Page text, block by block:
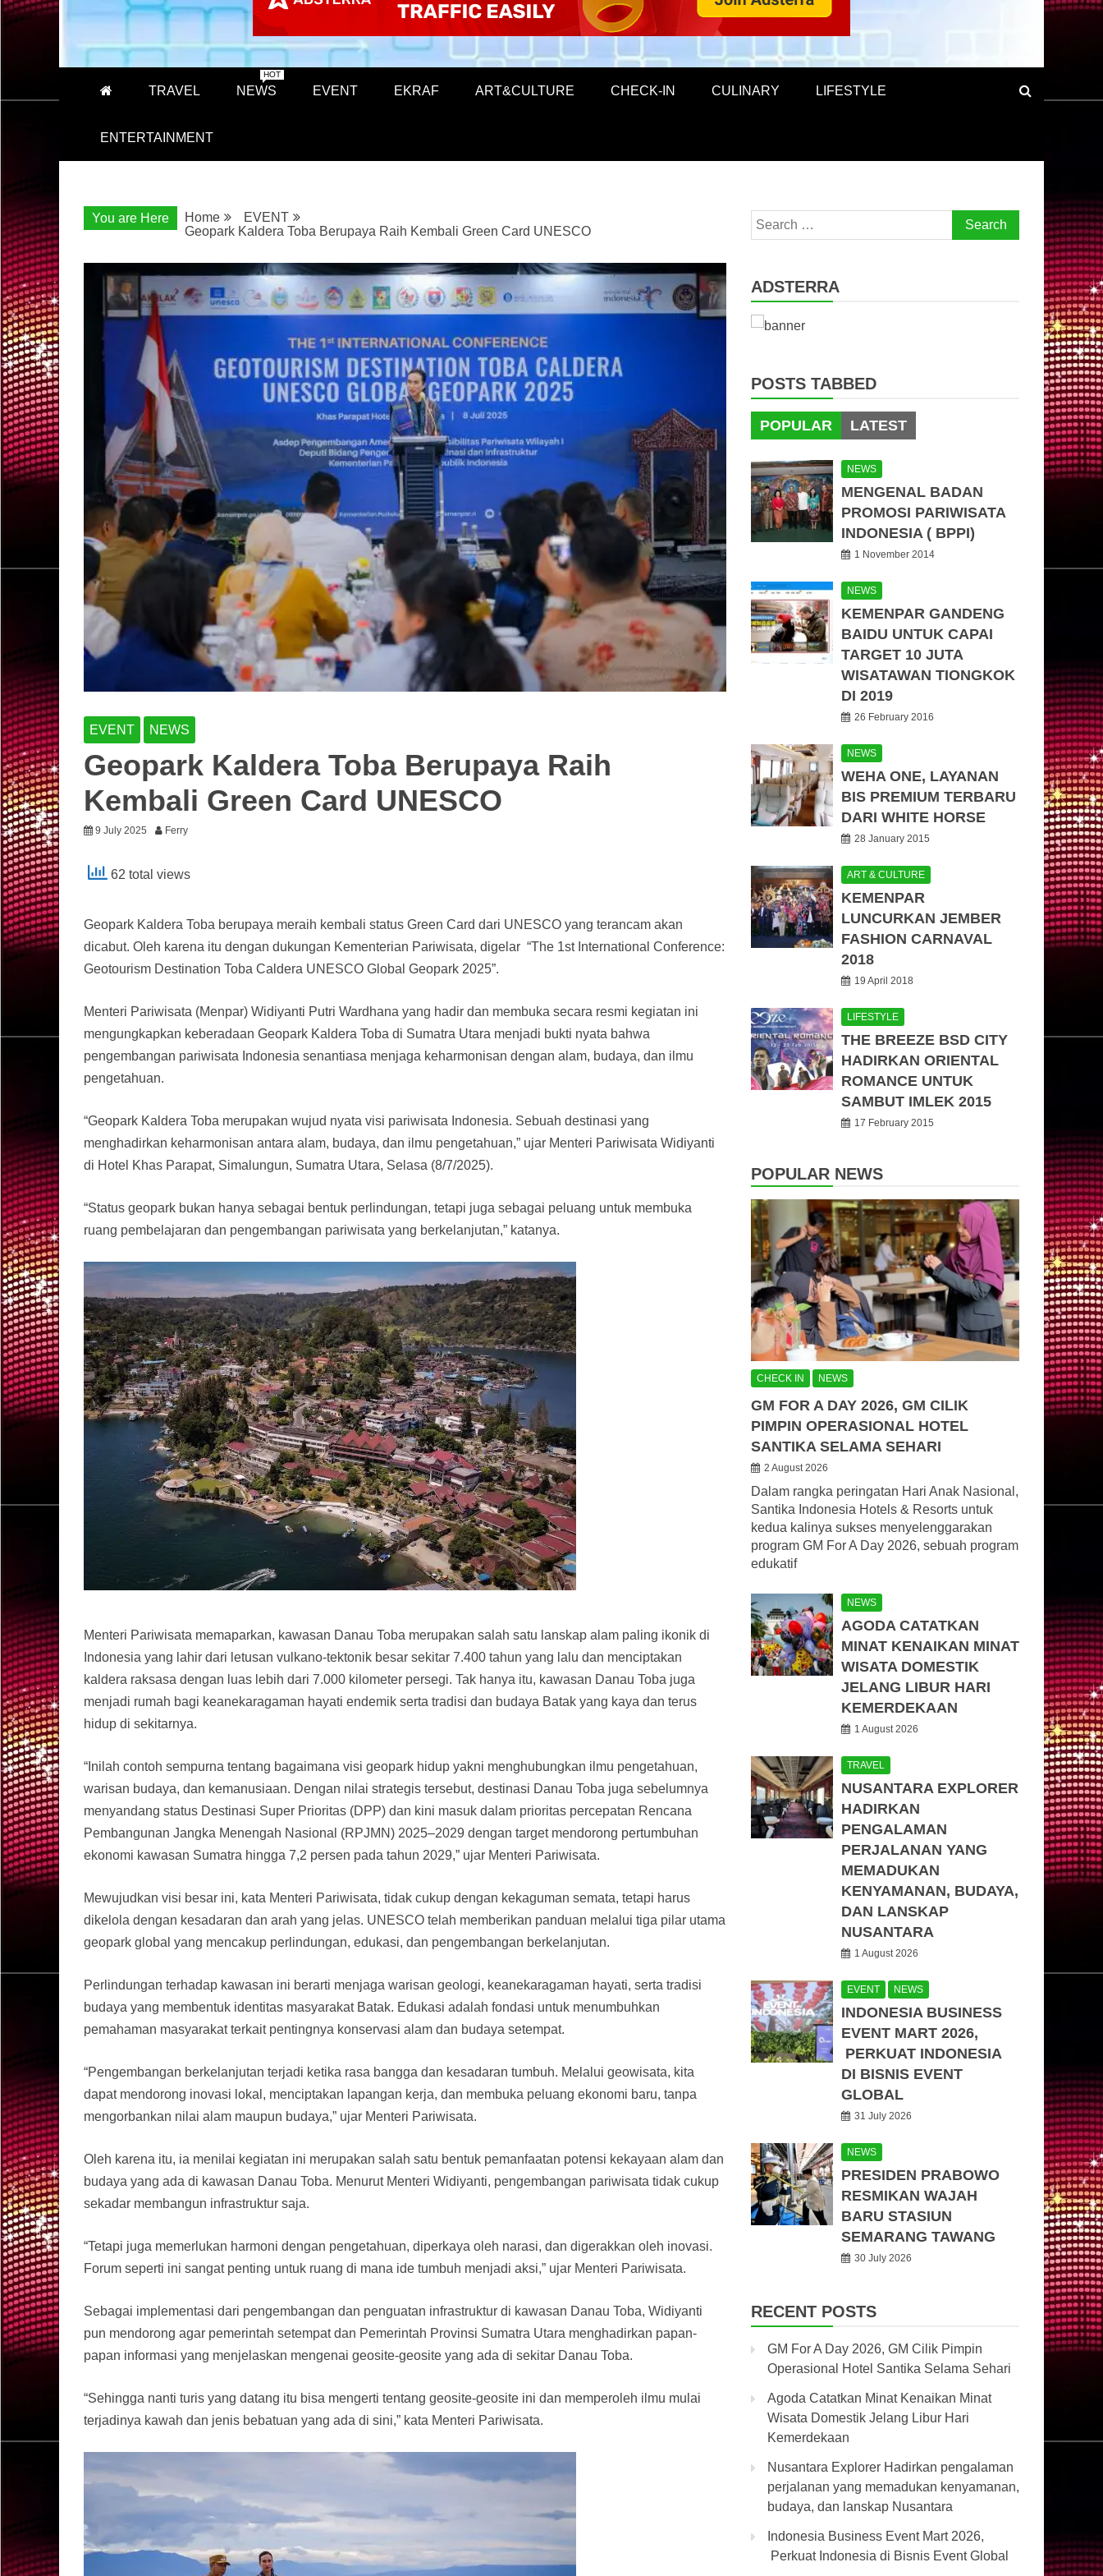
TRAVEL NEWS
HOT
EVENT EKRAF ART&CULTURE CHECK-IN CULINARY LIFESTYLE
ENTERTAINMENT
You are Here Home
EVENT
Geopark Kaldera Toba Berupaya Raih Kembali Green Card UNESCO
EVENT NEWS
Geopark Kaldera Toba Berupaya Raih
Kembali Green Card UNESCO
9 July 2025 Ferry
62 total views
Geopark Kaldera Toba berupaya meraih kembali status Green Card dari UNESCO yang terancam akan
dicabut. Oleh karena itu dengan dukungan Kementerian Pariwisata, digelar “The 1st International Conference:
Geotourism Destination Toba Caldera UNESCO Global Geopark 2025”.
Menteri Pariwisata (Menpar) Widiyanti Putri Wardhana yang hadir dan membuka secara resmi kegiatan ini
mengungkapkan keberadaan Geopark Kaldera Toba di Sumatra Utara menjadi bukti nyata bahwa
pengembangan pariwisata Indonesia senantiasa menjaga keharmonisan dengan alam, budaya, dan ilmu
pengetahuan.
“Geopark Kaldera Toba merupakan wujud nyata visi pariwisata Indonesia. Sebuah destinasi yang
menghadirkan keharmonisan antara alam, budaya, dan ilmu pengetahuan,” ujar Menteri Pariwisata Widiyanti
di Hotel Khas Parapat, Simalungun, Sumatra Utara, Selasa (8/7/2025).
“Status geopark bukan hanya sebagai bentuk perlindungan, tetapi juga sebagai peluang untuk membuka
ruang pembelajaran dan pengembangan pariwisata yang berkelanjutan,” katanya.
Menteri Pariwisata memaparkan, kawasan Danau Toba merupakan salah satu lanskap alam paling ikonik di
Indonesia yang lahir dari letusan vulkano-tektonik besar sekitar 7.400 tahun yang lalu dan menciptakan
kaldera raksasa dengan luas lebih dari 7.000 kilometer persegi. Tak hanya itu, kawasan Danau Toba juga
menjadi rumah bagi keanekaragaman hayati endemik serta tradisi dan budaya Batak yang kaya dan terus
hidup di sekitarnya.
“Inilah contoh sempurna tentang bagaimana visi geopark hidup yakni menghubungkan ilmu pengetahuan,
warisan budaya, dan kemanusiaan. Dengan nilai strategis tersebut, destinasi Danau Toba juga sebelumnya
menyandang status Destinasi Super Prioritas (DPP) dan kini masuk dalam prioritas percepatan Rencana
Pembangunan Jangka Menengah Nasional (RPJMN) 2025–2029 dengan target mendorong pertumbuhan
ekonomi kawasan Sumatra hingga 7,2 persen pada tahun 2029,” ujar Menteri Pariwisata.
Mewujudkan visi besar ini, kata Menteri Pariwisata, tidak cukup dengan kekaguman semata, tetapi harus
dikelola dengan kesadaran dan arah yang jelas. UNESCO telah memberikan panduan melalui tiga pilar utama
geopark global yang mencakup perlindungan, edukasi, dan pengembangan berkelanjutan.
Perlindungan terhadap kawasan ini berarti menjaga warisan geologi, keanekaragaman hayati, serta tradisi
budaya yang membentuk identitas masyarakat Batak. Edukasi adalah fondasi untuk menumbuhkan
pemahaman masyarakat terkait pentingnya konservasi alam dan budaya setempat.
“Pengembangan berkelanjutan terjadi ketika rasa bangga dan kesadaran tumbuh. Melalui geowisata, kita
dapat mendorong inovasi lokal, menciptakan lapangan kerja, dan membuka peluang ekonomi baru, tanpa
mengorbankan nilai alam maupun budaya,” ujar Menteri Pariwisata.
Oleh karena itu, ia menilai kegiatan ini merupakan salah satu bentuk pemanfaatan potensi kekayaan alam dan
budaya yang ada di kawasan Danau Toba. Menurut Menteri Widiyanti, pengembangan pariwisata tidak cukup
sekadar membangun infrastruktur saja.
“Tetapi juga memerlukan harmoni dengan pengetahuan, diperkaya oleh narasi, dan digerakkan oleh inovasi.
Forum seperti ini sangat penting untuk ruang di mana ide tumbuh menjadi aksi,” ujar Menteri Pariwisata.
Sebagai implementasi dari pengembangan dan penguatan infrastruktur di kawasan Danau Toba, Widiyanti
pun mendorong agar pemerintah setempat dan Pemerintah Provinsi Sumatra Utara menghadirkan papan-
papan informasi yang menjelaskan mengenai geosite-geosite yang ada di sekitar Danau Toba.
“Sehingga nanti turis yang datang itu bisa mengerti tentang geosite-geosite ini dan memperoleh ilmu mulai
terjadinya kawah dan jenis bebatuan yang ada di sini,” kata Menteri Pariwisata.
Search
for:
ADSTERRA
POSTS TABBED
POPULAR LATEST
NEWS
MENGENAL BADAN
PROMOSI PARIWISATA
INDONESIA ( BPPI)
1 November 2014
NEWS
KEMENPAR GANDENG
BAIDU UNTUK CAPAI
TARGET 10 JUTA
WISATAWAN TIONGKOK
DI 2019
26 February 2016
NEWS
WEHA ONE, LAYANAN
BIS PREMIUM TERBARU
DARI WHITE HORSE
28 January 2015
ART & CULTURE
KEMENPAR
LUNCURKAN JEMBER
FASHION CARNAVAL
2018
19 April 2018
LIFESTYLE
THE BREEZE BSD CITY
HADIRKAN ORIENTAL
ROMANCE UNTUK
SAMBUT IMLEK 2015
17 February 2015
POPULAR NEWS
CHECK IN NEWS
GM FOR A DAY 2026, GM CILIK
PIMPIN OPERASIONAL HOTEL
SANTIKA SELAMA SEHARI
2 August 2026
Dalam rangka peringatan Hari Anak Nasional,
Santika Indonesia Hotels & Resorts untuk
kedua kalinya sukses menyelenggarakan
program GM For A Day 2026, sebuah program
edukatif
NEWS
AGODA CATATKAN
MINAT KENAIKAN MINAT
WISATA DOMESTIK
JELANG LIBUR HARI
KEMERDEKAAN
1 August 2026
TRAVEL
NUSANTARA EXPLORER
HADIRKAN
PENGALAMAN
PERJALANAN YANG
MEMADUKAN
KENYAMANAN, BUDAYA,
DAN LANSKAP
NUSANTARA
1 August 2026
EVENT NEWS
INDONESIA BUSINESS
EVENT MART 2026,
PERKUAT INDONESIA
DI BISNIS EVENT
GLOBAL
31 July 2026
NEWS
PRESIDEN PRABOWO
RESMIKAN WAJAH
BARU STASIUN
SEMARANG TAWANG
30 July 2026
RECENT POSTS
GM For A Day 2026, GM Cilik Pimpin
Operasional Hotel Santika Selama Sehari
Agoda Catatkan Minat Kenaikan Minat
Wisata Domestik Jelang Libur Hari
Kemerdekaan
Nusantara Explorer Hadirkan pengalaman
perjalanan yang memadukan kenyamanan,
budaya, dan lanskap Nusantara
Indonesia Business Event Mart 2026,
Perkuat Indonesia di Bisnis Event Global